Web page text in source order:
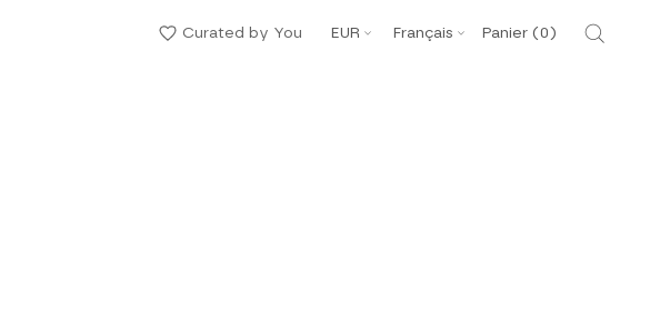
Curated by You
Devise
EUR
Langue
Français Panier (0 )